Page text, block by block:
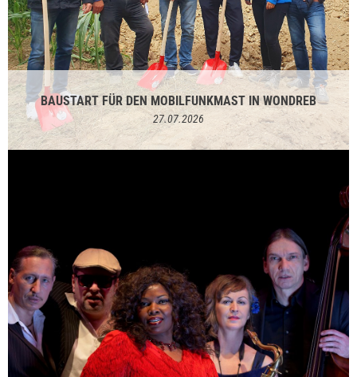
BAUSTART FÜR DEN MOBILFUNKMAST IN WONDREB
27.07.2026